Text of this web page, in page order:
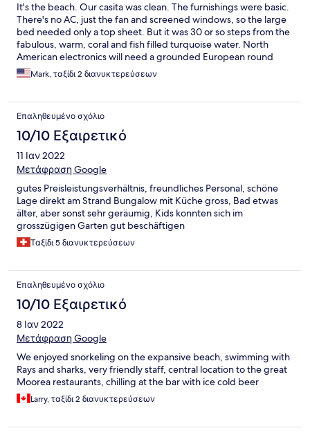
It's the beach. Our casita was clean. The furnishings were basic.
There's no AC, just the fan and screened windows, so the large
bed needed only a top sheet. But it was 30 or so steps from the
fabulous, warm, coral and fish filled turquoise water. North
American electronics will need a grounded European round
adapter (i.e. two male prongs and one female slot on the power
side). The hotel has a beach-side restaurant for breakfast and
friendly and helpful. Expect a $40 to $50 cab fare for the 30 km
ride from the ferry.
Mark, ταξίδι 2 διανυκτερεύσεων
Επαληθευμένο σχόλιο
10/10 Εξαιρετικό
11 Ιαν 2022
Μετάφραση Google
gutes Preisleistungsverhältnis, freundliches Personal, schöne
Lage direkt am Strand Bungalow mit Küche gross, Bad etwas
älter, aber sonst sehr geräumig, Kids konnten sich im
grosszügigen Garten gut beschäftigen
Ταξίδι 5 διανυκτερεύσεων
Επαληθευμένο σχόλιο
10/10 Εξαιρετικό
8 Ιαν 2022
Μετάφραση Google
We enjoyed snorkeling on the expansive beach, swimming with
Rays and sharks, very friendly staff, central location to the great
Moorea restaurants, chilling at the bar with ice cold beer
Larry, ταξίδι 2 διανυκτερεύσεων